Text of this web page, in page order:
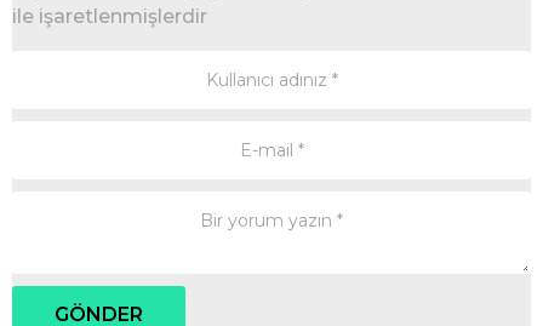
ile işaretlenmişlerdir